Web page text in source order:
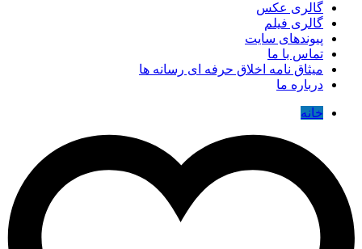
گالری عکس
گالری فیلم
پیوندهای سایت
تماس با ما
میثاق نامه اخلاق حرفه ای رسانه ها
درباره ما
خانه